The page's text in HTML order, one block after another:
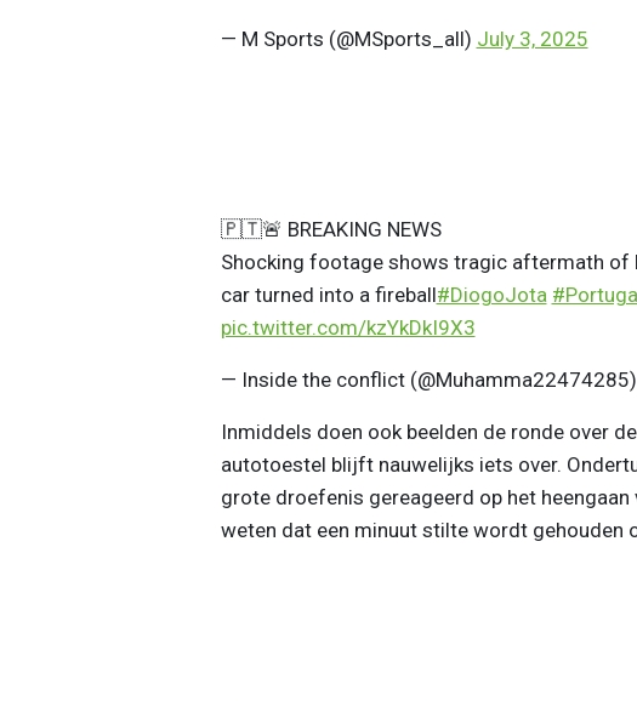
— M Sports (@MSports_all) July 3, 2025
🇵🇹🚨 BREAKING NEWS
Shocking footage shows tragic aftermath of
car turned into a fireball#DiogoJota
pic.twitter.com/kzYkDkI9X3
— Inside the conflict (@Muhamma22474285)
Inmiddels doen ook beelden de ronde over
autotoestel blijft nauwelijks iets over.
grote droefenis gereageerd op het heengaan
weten dat een minuut stilte wordt gehouden